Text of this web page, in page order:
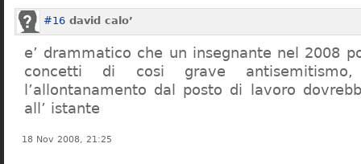
#16 david calo’
e’ drammatico che un insegnante nel 2008
concetti di cosi grave
l’allontanamento dal posto di lavoro
all’ istante
18 Nov 2008, 21:25